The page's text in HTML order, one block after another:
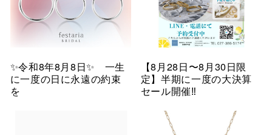
✨令和8年8月8日✨ 一生
に一度の日に永遠の約束
を
【8月28日〜8月30日限
定】半期に一度の大決算
セール開催‼︎